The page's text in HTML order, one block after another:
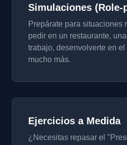
Simulaciones (Role-
Prepárate para situaciones
pedir en un restaurante,
trabajo, desenvolverte en
mucho más.
Ejercicios a Medida
¿Necesitas repasar el